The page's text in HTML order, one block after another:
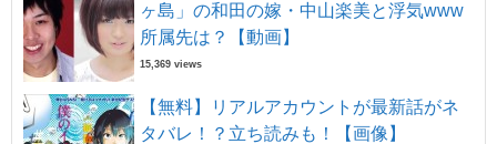
ヶ島」の和田の嫁・中山楽美と浮気www
所属先は？【動画】
15,369 views
【無料】リアルアカウントが最新話がネ
タバレ！？立ち読みも！【画像】